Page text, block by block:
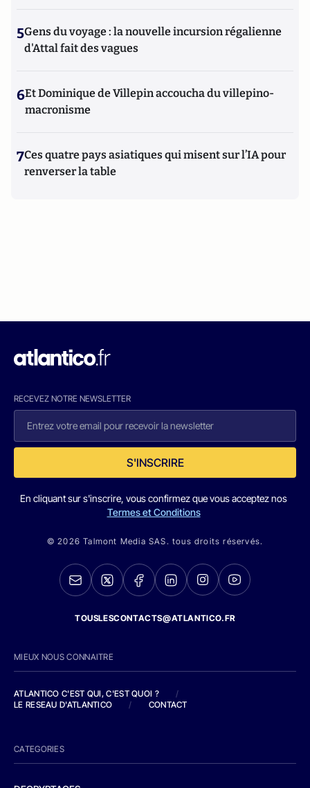
5Gens du voyage : la nouvelle incursion régalienne
d'Attal fait des vagues
6Et Dominique de Villepin accoucha du villepino-
macronisme
7Ces quatre pays asiatiques qui misent sur l’IA pour
renverser la table
RECEVEZ NOTRE NEWSLETTER
S'INSCRIRE
En cliquant sur s'inscrire, vous confirmez que vous acceptez nos
Termes et Conditions
© 2026 Talmont Media SAS. tous droits réservés.
TOUSLESCONTACTS@ATLANTICO.FR
MIEUX NOUS CONNAITRE
ATLANTICO C'EST QUI, C'EST QUOI ?
/
LE RESEAU D'ATLANTICO
/ CONTACT
CATEGORIES